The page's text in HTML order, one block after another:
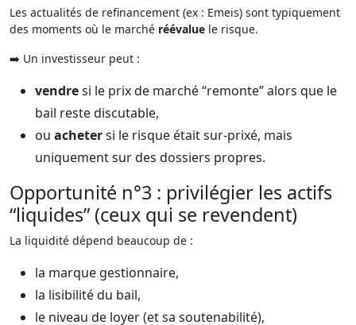
Les actualités de refinancement (ex : Emeis) sont typiquement
des moments où le marché réévalue le risque.
➡️ Un investisseur peut :
vendresi le prix de marché “remonte” alors que le
bail reste discutable,
ou achetersi le risque était sur-prixé, mais
uniquement sur des dossiers propres.
Opportunité n°3 : privilégier les actifs
“liquides” (ceux qui se revendent)
La liquidité dépend beaucoup de :
la marque gestionnaire,
la lisibilité du bail,
le niveau de loyer (et sa soutenabilité),